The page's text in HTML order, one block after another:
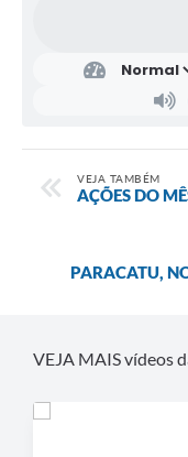
VEJA TAMBÉM
AÇÕES DO
PARACATU,
VEJA MAIS vídeos